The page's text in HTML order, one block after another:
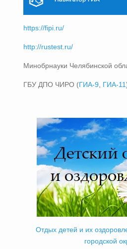
https://fipi.ru/
http://rustest.ru/
Минобрнауки Челябинской
ГБУ ДПО ЧИРО (ГИА-9 ГИА-11
Отдых детей и их
городской